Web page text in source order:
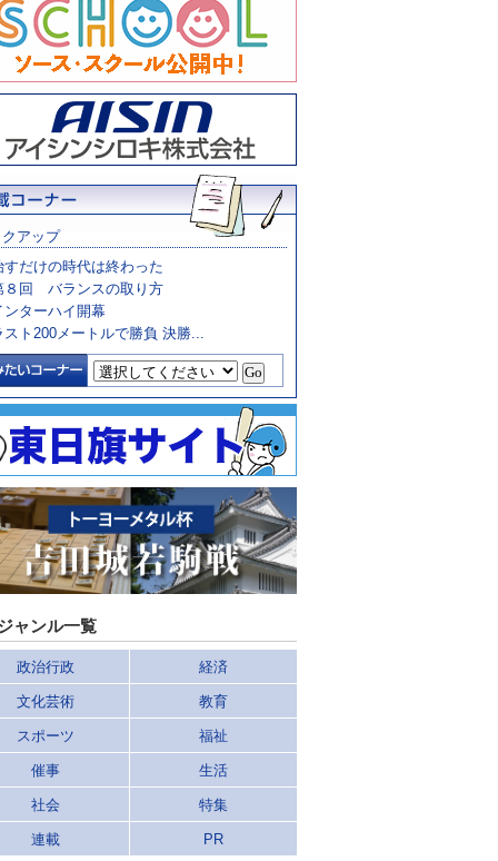
アップ
すだけの時代は終わった
８回 バランスの取り方
ンターハイ開幕
スト200メートルで勝負 決勝...
ャンル一覧
政治行政 経済
文化芸術 教育
スポーツ 福祉
催事 生活
社会 特集
連載 PR